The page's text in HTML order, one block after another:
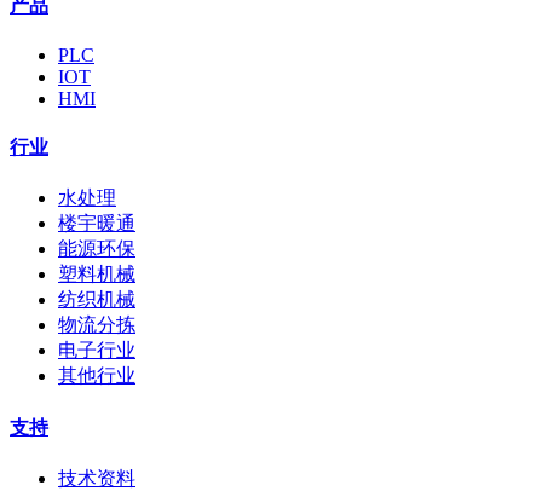
产品
PLC
IOT
HMI
行业
水处理
楼宇暖通
能源环保
塑料机械
纺织机械
物流分拣
电子行业
其他行业
支持
技术资料